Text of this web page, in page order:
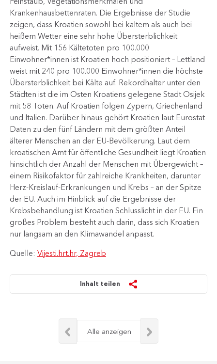
Krankenhausbettenraten. Die Ergebnisse der Studie
zeigen, dass Kroatien sowohl bei kaltem als auch bei
heißem Wetter eine sehr hohe Übersterblichkeit
aufweist. Mit 156 Kältetoten pro 100.000
Einwohner*innen ist Kroatien hoch positioniert – Lettland
weist mit 240 pro 100.000 Einwohner*innen die höchste
Übersterblichkeit bei Kälte auf. Rekordhalter unter den
Städten ist die im Osten Kroatiens gelegene Stadt Osijek
mit 58 Toten. Auf Kroatien folgen Zypern, Griechenland
und Italien. Darüber hinaus gehört Kroatien laut Eurostat-
Daten zu den fünf Ländern mit dem größten Anteil
älterer Menschen an der EU-Bevölkerung. Laut dem
kroatischen Amt für öffentliche Gesundheit liegt Kroatien
hinsichtlich der Anzahl der Menschen mit Übergewicht –
einem Risikofaktor für zahlreiche Krankheiten, darunter
Herz-Kreislauf-Erkrankungen und Krebs – an der Spitze
der EU. Auch im Hinblick auf die Ergebnisse der
Krebsbehandlung ist Kroatien Schlusslicht in der EU. Ein
großes Problem besteht auch darin, dass sich Kroatien
nur langsam an den Klimawandel anpasst.
Quelle: Vijesti.hrt.hr, Zagreb
Inhalt teilen
Alle anzeigen